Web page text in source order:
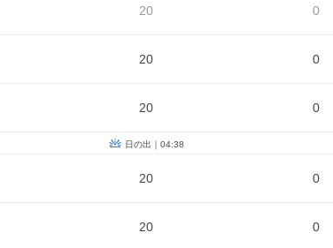
20 0
20 0
20 0
日の出｜04:38
20 0
20 0